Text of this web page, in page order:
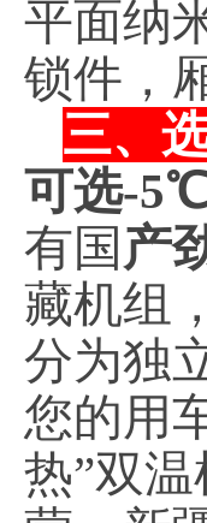
平面纳
锁件，
三、
可选-
有国 产
藏机组，
分为独
您的用
热”双